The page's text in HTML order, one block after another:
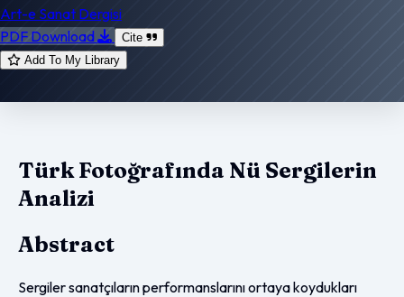
Art-e Sanat Dergisi
PDF Download
Cite
Add To My Library
Türk Fotoğrafında Nü Sergilerin
Analizi
Abstract
Sergiler sanatçıların performanslarını ortaya koydukları